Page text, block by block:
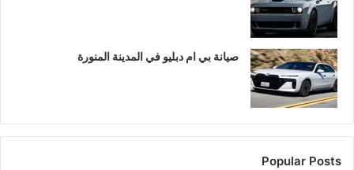
صيانة بي ام دبليو في المدينة المنورة
Popular Posts